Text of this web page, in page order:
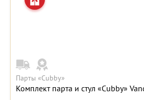
Парты «Cubby»
Комплект парта и стул «Cubby»